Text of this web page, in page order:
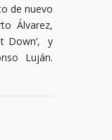
de nuevo
Álvarez,
Down’, y
Luján.